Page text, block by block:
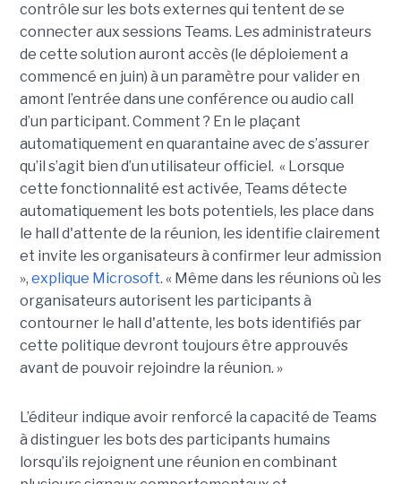
contrôle sur les bots externes qui tentent de se
connecter aux sessions Teams. Les administrateurs
de cette solution auront accès (le déploiement a
commencé en juin) à un paramètre pour valider en
amont l’entrée dans une conférence ou audio call
d’un participant. Comment ? En le plaçant
automatiquement en quarantaine avec de s’assurer
qu’il s’agit bien d’un utilisateur officiel. « Lorsque
cette fonctionnalité est activée, Teams détecte
automatiquement les bots potentiels, les place dans
le hall d'attente de la réunion, les identifie clairement
et invite les organisateurs à confirmer leur admission
», explique Microsoft. « Même dans les réunions où les
organisateurs autorisent les participants à
contourner le hall d'attente, les bots identifiés par
cette politique devront toujours être approuvés
avant de pouvoir rejoindre la réunion. »
L’éditeur indique avoir renforcé la capacité de Teams
à distinguer les bots des participants humains
lorsqu’ils rejoignent une réunion en combinant